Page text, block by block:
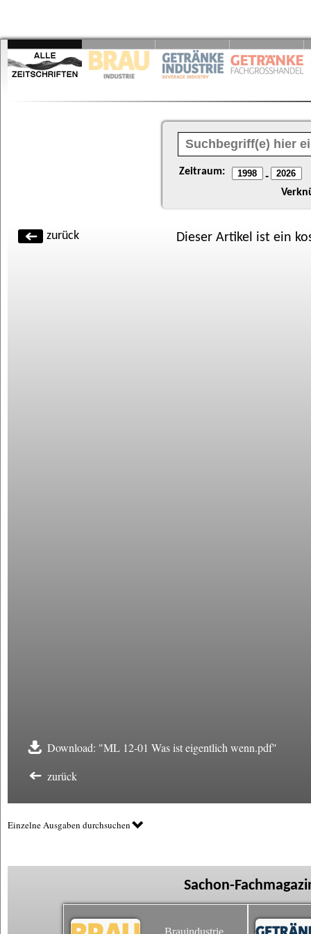
Zeitraum: -
zurück Dieser Artikel ist ein
Download: "ML 12-01 Was ist eigentlich wenn.pdf"
zurück
Einzelne Ausgaben durchsuchen
Sachon-
Brauindustrie